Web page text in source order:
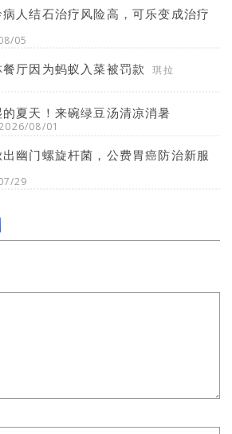
人结石治疗风险高，可乐变成治疗
05
厅因为蚂蚁入菜被罚款
琪拉
夏天！来碗绿豆汤清凉消暑
08/01
幽门螺旋杆菌，公费胃癌防治新服
29